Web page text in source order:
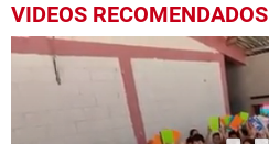
VIDEOS RECOMENDADOS